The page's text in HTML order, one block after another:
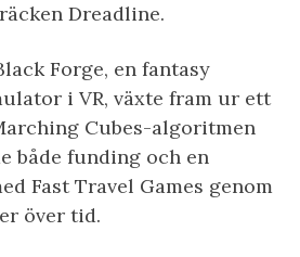
Dreadline.
Forge, en fantasy
i VR, växte fram ur ett
Cubes-algoritmen
både funding och en
Fast Travel Games genom
över tid.